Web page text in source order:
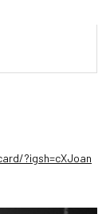
?igsh=cXJoan